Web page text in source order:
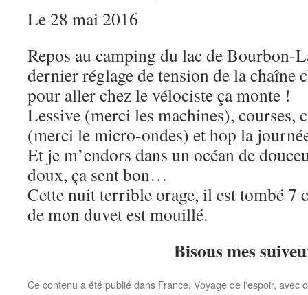
Le 28 mai 2016
Repos au camping du lac de Bourbon-
dernier réglage de tension de la chaîne
pour aller chez le vélociste ça monte !
Lessive (merci les machines), courses,
(merci le micro-ondes) et hop la
Et je m’endors dans un océan de
doux, ça sent bon…
Cette nuit terrible orage, il est tombé 7
de mon duvet est mouillé.
Bisous mes
Ce contenu a été publié dans France, Voyage de l'espoir, avec